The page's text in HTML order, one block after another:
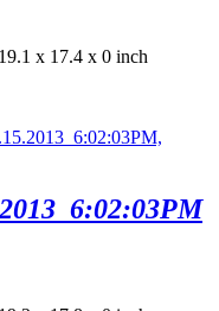
x 17.4 x 0 inch